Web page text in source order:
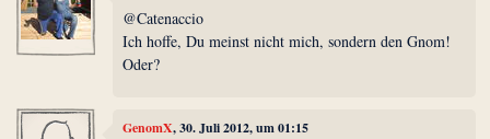
@Catenaccio
Ich hoffe, Du meinst nicht mich, sondern den Gnom!
Oder?
GenomX, 30. Juli 2012, um 01:15